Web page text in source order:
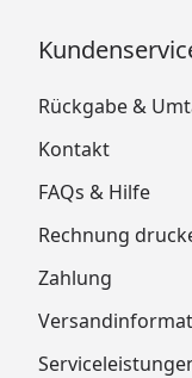
Rückgabe &
Kontakt
FAQs & Hilfe
Rechnung
Zahlung